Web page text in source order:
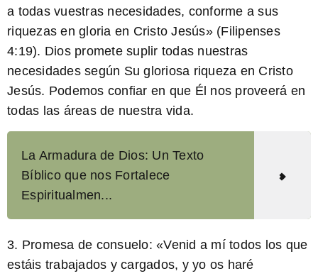
a todas vuestras necesidades, conforme a sus
riquezas en gloria en Cristo Jesús» (Filipenses
4:19). Dios promete suplir todas nuestras
necesidades según Su gloriosa riqueza en Cristo
Jesús. Podemos confiar en que Él nos proveerá en
todas las áreas de nuestra vida.
La Armadura de Dios: Un Texto
Bíblico que nos Fortalece
Espiritualmen...
3. Promesa de consuelo: «Venid a mí todos los que
estáis trabajados y cargados, y yo os haré